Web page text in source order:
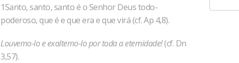
1Santo, santo, santo é o Senhor Deus todo-
poderoso, que é e que era e que virá (cf. Ap 4,8).
Louvemo-lo e exaltemo-lo por toda a eternidade!(cf. Dn
3,57).